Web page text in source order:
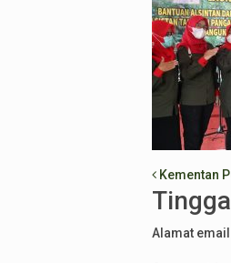
Kementan
Alamat